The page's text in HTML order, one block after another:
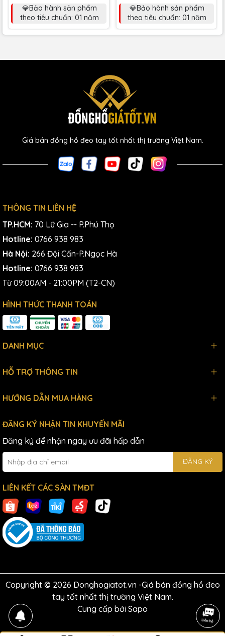
💎Bảo hành sản phẩm
theo tiêu chuẩn: 01 năm
💎Bảo hành sản phẩm
theo tiêu chuẩn: 01 năm
Giá bán đồng hồ đeo tay tốt nhất thị trường Việt Nam.
THÔNG TIN LIÊN HỆ
TP.HCM: 70 Lữ Gia -- P.Phú Thọ
Hotline: 0766 938 983
Hà Nội: 266 Đội Cấn-P.Ngọc Hà
Hotline: 0766 938 983
Từ 09:00AM - 21:00PM (T2-CN)
HÌNH THỨC THANH TOÁN
DANH MỤC
HỖ TRỢ THÔNG TIN
HƯỚNG DẪN MUA HÀNG
ĐĂNG KÝ NHẬN TIN KHUYẾN MÃI
Đăng ký để nhận ngay ưu đãi hấp dẫn
ĐĂNG KÝ
LIÊN KẾT CÁC SÀN TMĐT
Copyright © 2026 Donghogiatot.vn -Giá bán đồng hồ đeo
tay tốt nhất thị trường Việt Nam.
Cung cấp bởi Sapo